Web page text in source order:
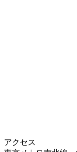
アクセス